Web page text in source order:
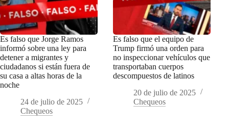
Es falso que Jorge Ramos
informó sobre una ley para
detener a migrantes y
ciudadanos si están fuera de
su casa a altas horas de la
noche
24 de julio de 2025
Chequeos
Es falso que el equipo de
Trump firmó una orden para
no inspeccionar vehículos que
transportaban cuerpos
descompuestos de latinos
20 de julio de 2025
Chequeos